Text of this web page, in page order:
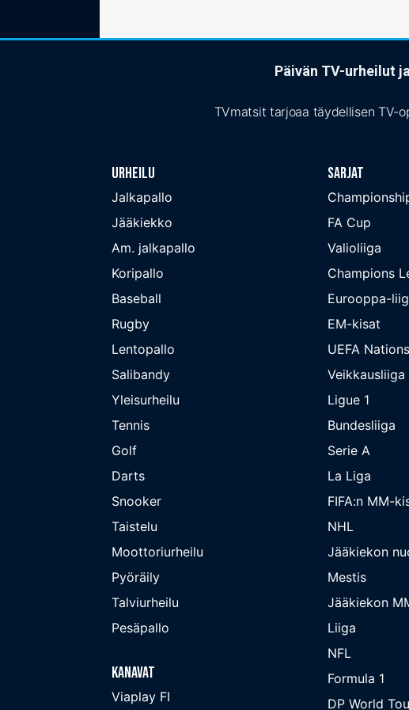
Päivän TV-urheilut
TVmatsit tarjoaa täydellisen TV-
Urheilu
Jalkapallo
Jääkiekko
Am. jalkapallo
Koripallo
Baseball
Rugby
Lentopallo
Salibandy
Yleisurheilu
Tennis
Golf
Darts
Snooker
Taistelu
Moottoriurheilu
Pyöräily
Talviurheilu
Pesäpallo
Kanavat
Viaplay FI
Sarjat
FA Cup
Valioliiga
Champions
Eurooppa-
EM-kisat
UEFA
Veikkausliiga
Ligue 1
Bundesliiga
Serie A
La Liga
FIFA:n MM-
NHL
Jääkiekon
Mestis
Jääkiekon
Liiga
NFL
Formula 1
DP World